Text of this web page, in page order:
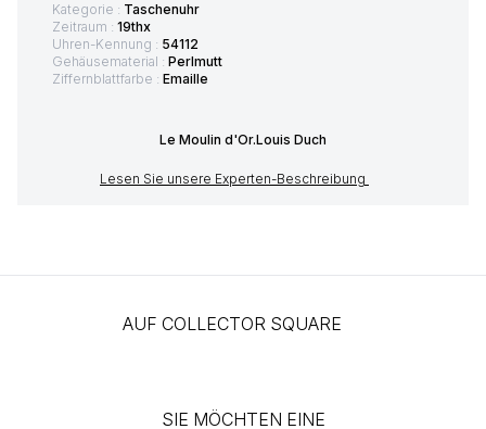
Kategorie : Taschenuhr
Zeitraum : 19thx
Uhren-Kennung : 54112
Gehäusematerial : Perlmutt
Ziffernblattfarbe : Emaille
Le Moulin d'Or.Louis Duch
Lesen Sie unsere Experten-Beschreibung
AUF COLLECTOR SQUARE
SIE MÖCHTEN EINE